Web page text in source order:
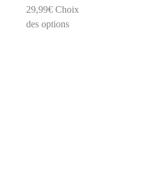
29,99€ Choix
des options